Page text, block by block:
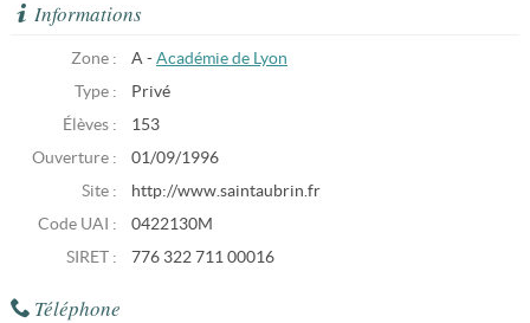
Informations
Zone : A - Académie de Lyon
Type :
Privé
Élèves :
153
Ouverture :
01/09/1996
Site :
http://www.saintaubrin.fr
Code UAI :
0422130M
SIRET :
776 322 711 00016
Téléphone